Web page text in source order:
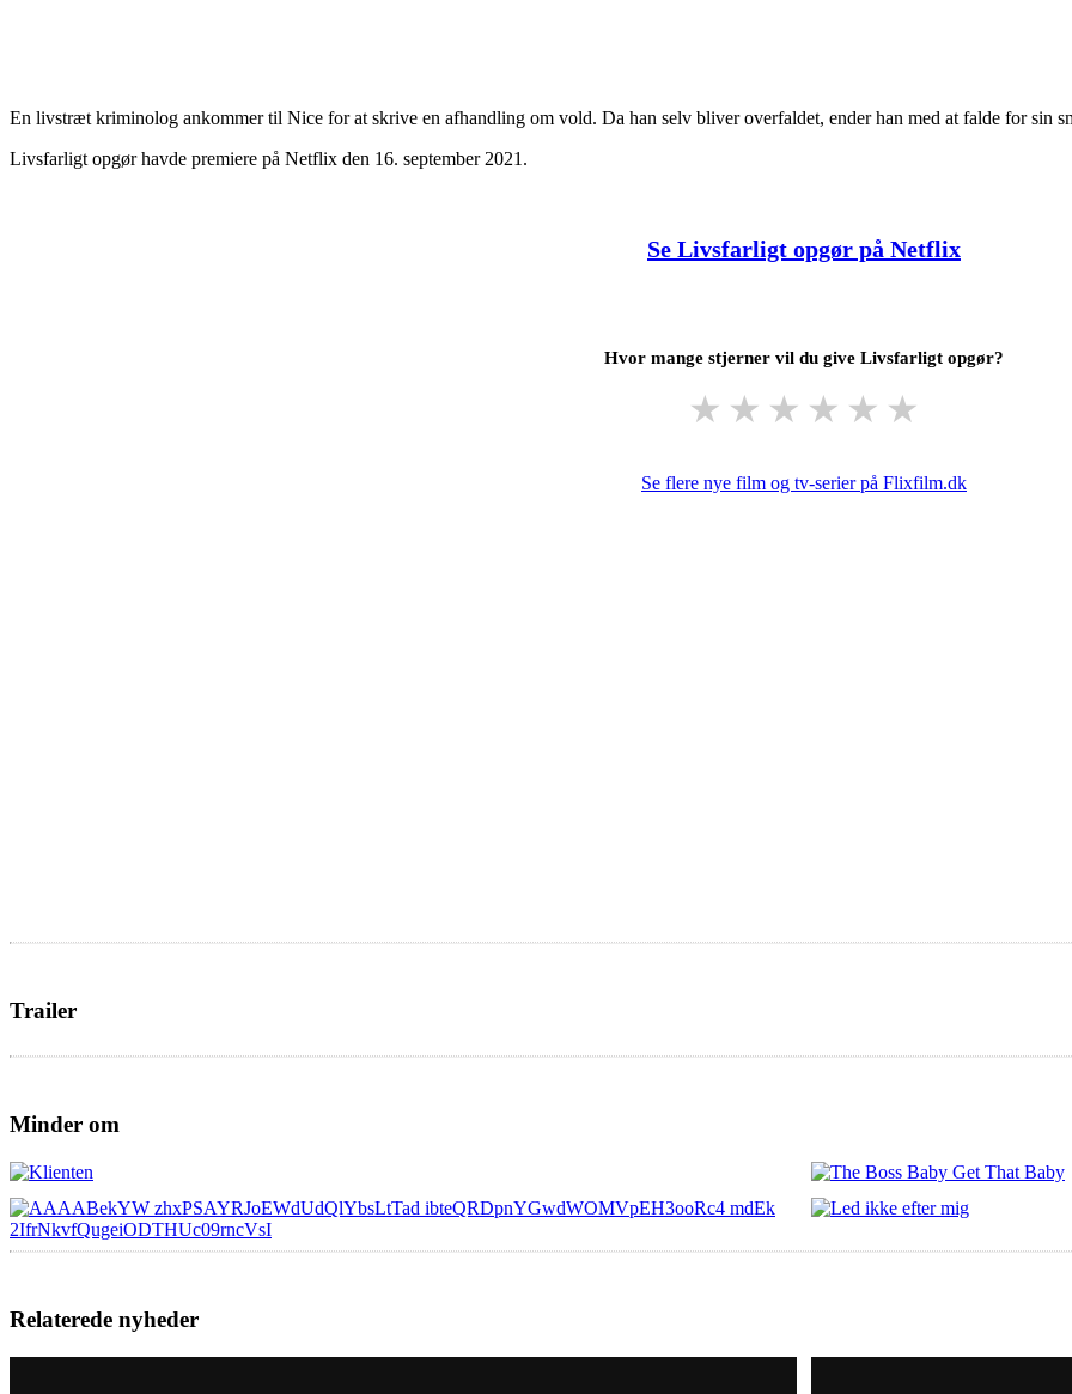
En livstræt kriminolog ankommer til Nice for at skrive en afhandling om vold. Da han selv bliver overfaldet, ender han med at falde for sin
Livsfarligt opgør havde premiere på Netflix den 16. september 2021.
Se Livsfarligt opgør på Netflix
Hvor mange stjerner vil du give Livsfarligt opgør?
★ ★ ★ ★ ★ ★
Se flere nye film og tv-serier på Flixfilm.dk
Trailer
Minder om
Relaterede nyheder